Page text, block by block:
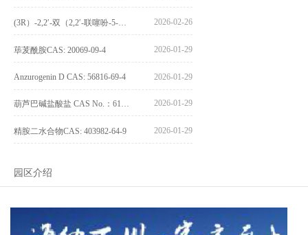
2026-02-26
荜茇酰胺CAS: 20069-09-4 2026-01-29
Anzurogenin D CAS: 56816-69-4 2026-01-29
2026-01-29
精胺二水合物CAS: 403982-64-9 2026-01-29
园区介绍